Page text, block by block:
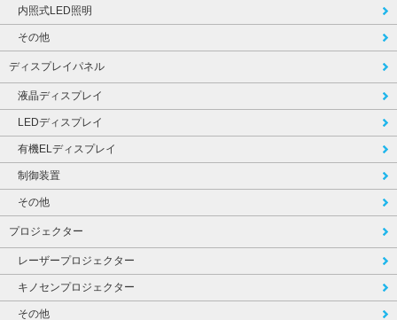
内照式LED照明
その他
ディスプレイパネル
液晶ディスプレイ
LEDディスプレイ
有機ELディスプレイ
制御装置
その他
プロジェクター
レーザープロジェクター
キノセンプロジェクター
その他